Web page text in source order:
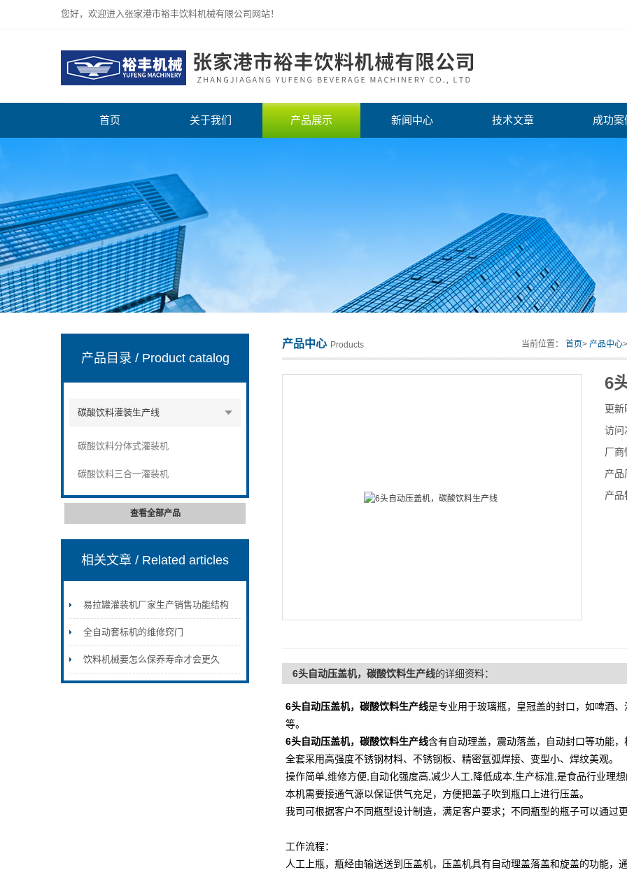
您好，欢迎进入张家港市裕丰饮料机械有限公司网站！
首页 关于我们 产品展示 新闻中心 技术文章 成功案
产品目录 / Product catalog
碳酸饮料灌装生产线
碳酸饮料分体式灌装机
碳酸饮料三合一灌装机
查看全部产品
相关文章/ Related articles
易拉罐灌装机厂家生产销售功能结构
全自动套标机的维修窍门
饮料机械要怎么保养寿命才会更久
产品中心 Products 当前位置： 首页> 产品中心>
6
更新
访问
厂商
产品
产品
6头自动压盖机，碳酸饮料生产线的详细资料：
6头自动压盖机，碳酸饮料生产线是专业用于玻璃瓶，皇冠盖的封口， 如啤酒、
等。
6头自动压盖机，碳酸饮料生产线含有自动理盖，震动落盖，自动封口等功能
全套采用高强度不锈钢材料、不锈钢板、精密氩弧焊接、变型小、焊纹美观。
操作简单,维修方便,自动化强度高,减少人工,降低成本,生产标准,是食品行业理想
本机需要接通气源以保证供气充足，方便把盖子吹到瓶口上进行压盖。
我司可根据客户不同瓶型设计制造，满足客户要求；不同瓶型的瓶子可以通过
工作流程：
人工上瓶，瓶经由输送送到压盖机，压盖机具有自动理盖落盖和旋盖的功能